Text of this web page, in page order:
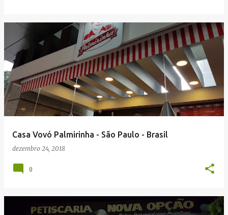
Casa Vovó Palmirinha - São Paulo - Brasil
dezembro 24, 2018
0